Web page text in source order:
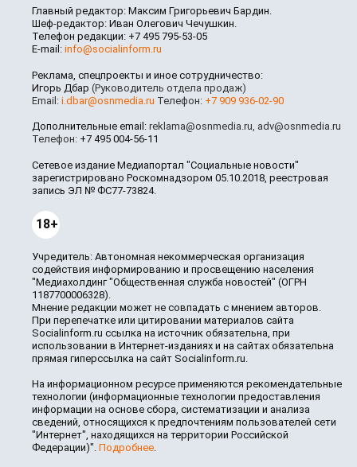
Главный редактор: Максим Григорьевич Бардин.
Шеф-редактор: Иван Олегович Чечушкин.
Телефон редакции: +7 495 795-53-05
E-mail: info@socialinform.ru
Реклама, спецпроекты и иное сотрудничество:
Игорь Дбар (Руководитель отдела продаж)
Email: i.dbar@osnmedia.ru Телефон: +7 909 936-02-90
Дополнительные email: reklama@osnmedia.ru, adv@osnmedia.ru
Телефон: +7 495 004-56-11
Сетевое издание Медиапортал "Социальные новости"
зарегистрировано Роскомнадзором 05.10.2018, реестровая
запись ЭЛ № ФС77-73824.
18+
Учредитель: Автономная некоммерческая организация
содействия информированию и просвещению населения
"Медиахолдинг "Общественная служба новостей" (ОГРН
1187700006328).
Мнение редакции может не совпадать с мнением авторов.
При перепечатке или цитировании материалов сайта
Socialinform.ru ссылка на источник обязательна, при
использовании в Интернет-изданиях и на сайтах обязательна
прямая гиперссылка на сайт Socialinform.ru.
На информационном ресурсе применяются рекомендательные
технологии (информационные технологии предоставления
информации на основе сбора, систематизации и анализа
сведений, относящихся к предпочтениям пользователей сети
"Интернет", находящихся на территории Российской
Федерации)". Подробнее.